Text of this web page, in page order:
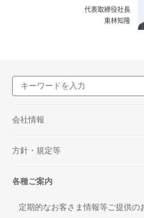
代表取締役社長
東林知隆
会社情報
方針・規定等
各種ご案内
定期的なお客さま情報等ご提供の